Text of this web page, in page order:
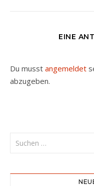
EINE
Du musst angemeldet
abzugeben.